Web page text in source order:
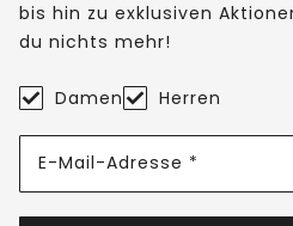
bis hin zu exklusiven
du nichts mehr!
Damen Herren
E-Mail-Adresse *